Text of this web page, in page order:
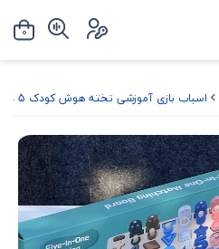
اسباب بازی آموزشی تخته هوش کودک 5 در 1 جعبه سبز
0